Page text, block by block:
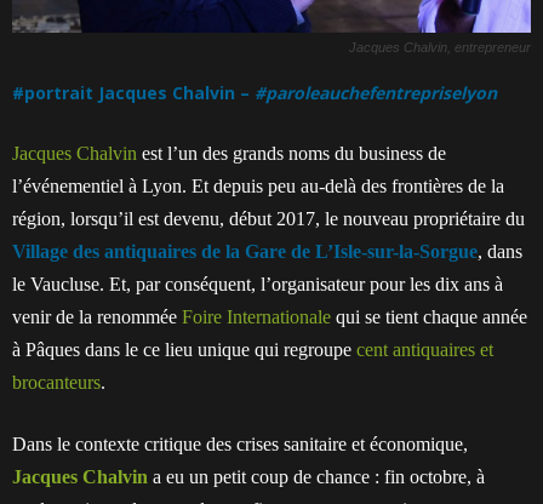
Jacques Chalvin, entrepreneur
#portrait Jacques Chalvin – #paroleauchefentrepriselyon
Jacques Chalvin est l’un des grands noms du business de
l’événementiel à Lyon. Et depuis peu au-delà des frontières de la
région, lorsqu’il est devenu, début 2017, le nouveau propriétaire du
Village des antiquaires de la Gare de L’Isle-sur-la-Sorgue, dans
le Vaucluse. Et, par conséquent, l’organisateur pour les dix ans à
venir de la renommée Foire Internationale qui se tient chaque année
à Pâques dans le ce lieu unique qui regroupe cent antiquaires et
brocanteurs.
Dans le contexte critique des crises sanitaire et économique,
Jacques Chalvin a eu un petit coup de chance : fin octobre, à